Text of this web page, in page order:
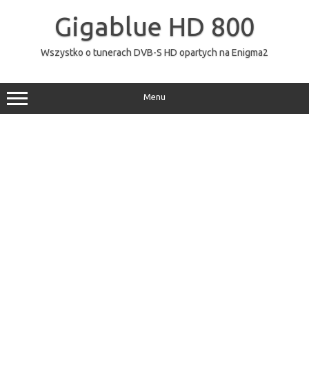
Gigablue HD 800
Wszystko o tunerach DVB-S HD opartych na Enigma2
Menu